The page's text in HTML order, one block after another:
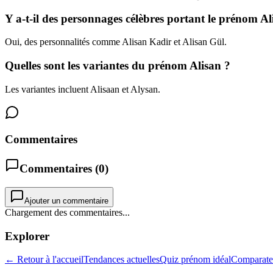
Y a-t-il des personnages célèbres portant le prénom
Oui, des personnalités comme Alisan Kadir et Alisan Gül.
Quelles sont les variantes du prénom Alisan ?
Les variantes incluent Alisaan et Alysan.
Commentaires
Commentaires (0)
Ajouter un commentaire
Chargement des commentaires...
Explorer
← Retour à l'accueilTendances actuellesQuiz prénom idéal